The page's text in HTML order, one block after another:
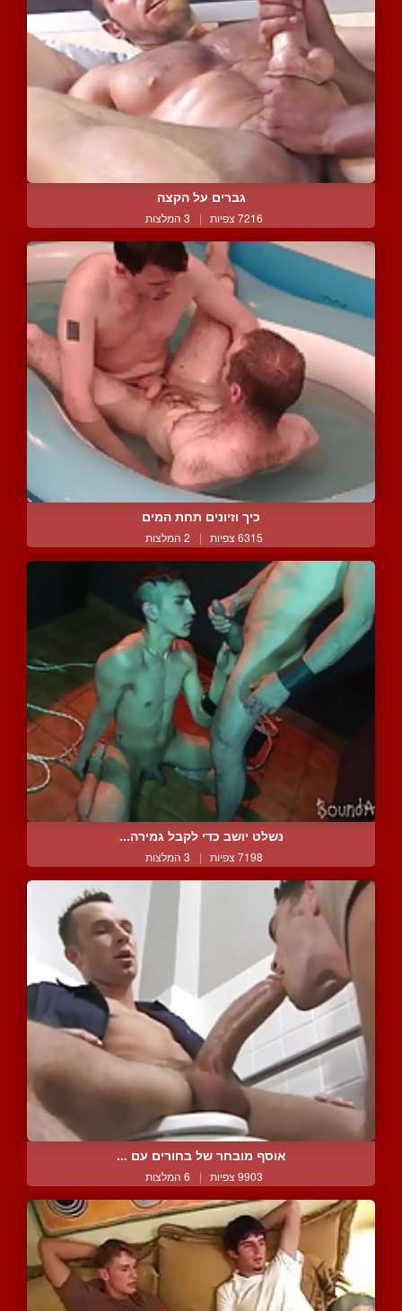
גברים על הקצה
7216 צפיות | 3 המלצות
כיך וזיונים תחת המים
6315 צפיות | 2 המלצות
נשלט יושב כדי לקבל גמירה...
7198 צפיות | 3 המלצות
אוסף מובחר של בחורים עם ...
9903 צפיות | 6 המלצות